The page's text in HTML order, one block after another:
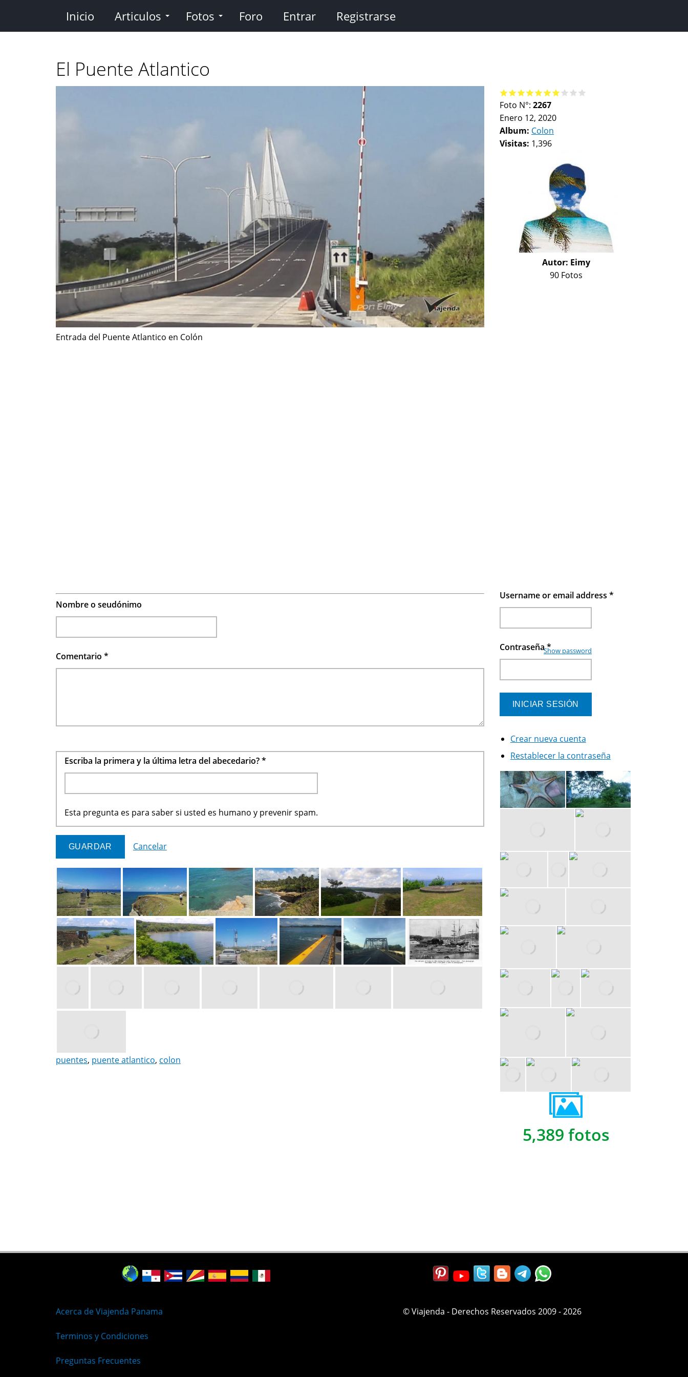
contenido
Inicio Articulos Fotos Foro Entrar Registrarse
El Puente Atlantico
Entrada del Puente Atlantico en Colón
Foto N°: 2267
Enero 12, 2020
Album: Colon
Visitas: 1,396
Autor: Eimy
90 Fotos
Nombre o seudónimo
Comentario *
Escriba la primera y la última letra del abecedario?*
Esta pregunta es para saber si usted es humano y prevenir spam.
Cancelar
puentes, puente atlantico, colon
Username or email address *
Contraseña*
Show password
Crear nueva cuenta
Restablecer la contraseña
5,389 fotos
Acerca de Viajenda Panama
Terminos y Condiciones
Preguntas Frecuentes
© Viajenda - Derechos Reservados 2009 - 2026